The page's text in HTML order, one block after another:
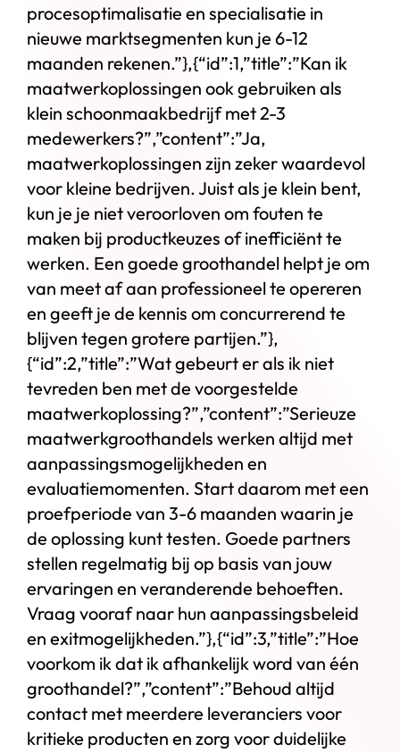
procesoptimalisatie en specialisatie in
nieuwe marktsegmenten kun je 6-12
maanden rekenen.”},{“id”:1,”title”:”Kan ik
maatwerkoplossingen ook gebruiken als
klein schoonmaakbedrijf met 2-3
medewerkers?”,”content”:”Ja,
maatwerkoplossingen zijn zeker waardevol
voor kleine bedrijven. Juist als je klein bent,
kun je je niet veroorloven om fouten te
maken bij productkeuzes of inefficiënt te
werken. Een goede groothandel helpt je om
van meet af aan professioneel te opereren
en geeft je de kennis om concurrerend te
blijven tegen grotere partijen.”},
{“id”:2,”title”:”Wat gebeurt er als ik niet
tevreden ben met de voorgestelde
maatwerkoplossing?”,”content”:”Serieuze
maatwerkgroothandels werken altijd met
aanpassingsmogelijkheden en
evaluatiemomenten. Start daarom met een
proefperiode van 3-6 maanden waarin je
de oplossing kunt testen. Goede partners
stellen regelmatig bij op basis van jouw
ervaringen en veranderende behoeften.
Vraag vooraf naar hun aanpassingsbeleid
en exitmogelijkheden.”},{“id”:3,”title”:”Hoe
voorkom ik dat ik afhankelijk word van één
groothandel?”,”content”:”Behoud altijd
contact met meerdere leveranciers voor
kritieke producten en zorg voor duidelijke